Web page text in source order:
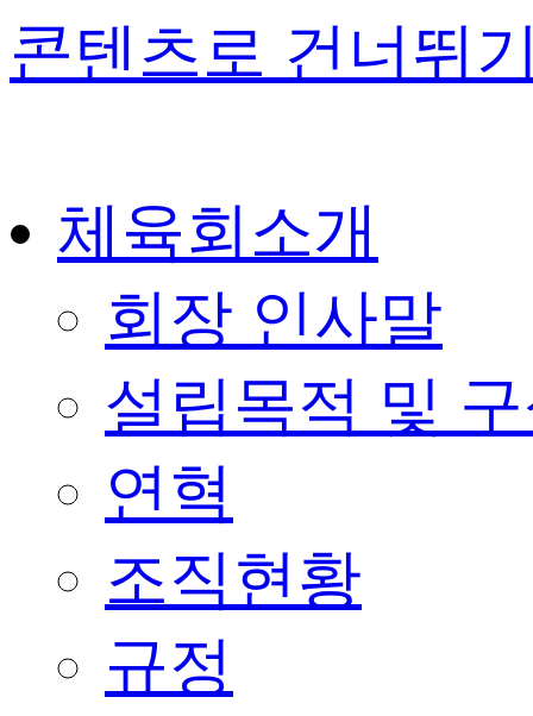
콘텐츠로 건너뛰
체육회소개
회장 인사말
설립목적 및
연혁
조직현황
규정